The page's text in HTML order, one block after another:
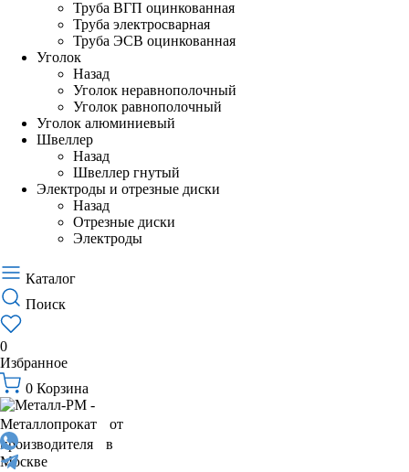
Труба ВГП оцинкованная
Труба электросварная
Труба ЭСВ оцинкованная
Уголок
Назад
Уголок неравнополочный
Уголок равнополочный
Уголок алюминиевый
Швеллер
Назад
Швеллер гнутый
Электроды и отрезные диски
Назад
Отрезные диски
Электроды
Каталог
Поиск
0
Избранное
0 Корзина